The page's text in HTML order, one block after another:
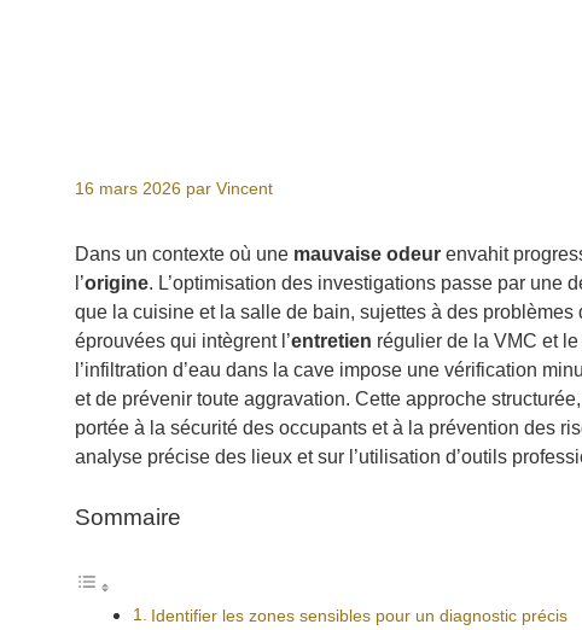
16 mars 2026 par Vincent
Dans un contexte où une mauvaise odeur envahit
l’origine. L’optimisation des investigations passe par une
que la cuisine et la salle de bain, sujettes à des problèmes
éprouvées qui intègrent l’entretien régulier de la VMC et le
l’infiltration d’eau dans la cave impose une vérification
et de prévenir toute aggravation. Cette approche
portée à la sécurité des occupants et à la prévention des
analyse précise des lieux et sur l’utilisation d’outils
Sommaire
Identifier les zones sensibles pour un diagnostic précis